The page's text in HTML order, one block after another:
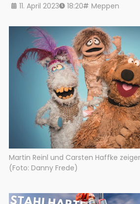
11. April 2023 18:20 Meppen
Martin Reinl und Carsten Haffke
(Foto: Danny Frede)